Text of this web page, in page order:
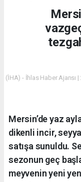
(İHA) - İhlas Haber Ajansı
Mersin’de yaz
dikenli incir,
satışa sunuldu.
sezonun geç
meyvenin yeni